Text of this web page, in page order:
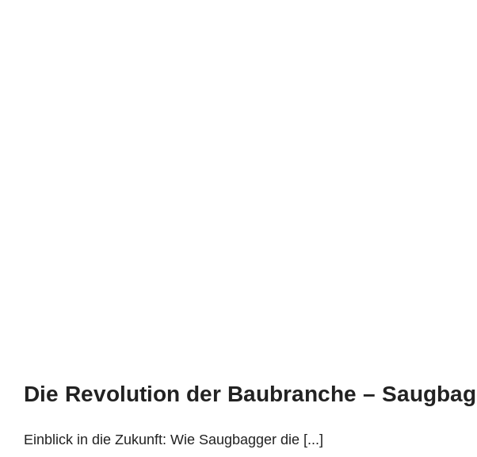
Die Revolution der Baubranche –
Einblick in die Zukunft: Wie Saugbagger die [...]